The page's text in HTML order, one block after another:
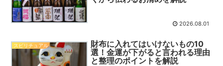
2026.08.01
スピリチュアル
財布に入れてはいけないもの10
選！金運が下がると言われる理由
と整理のポイントを解説